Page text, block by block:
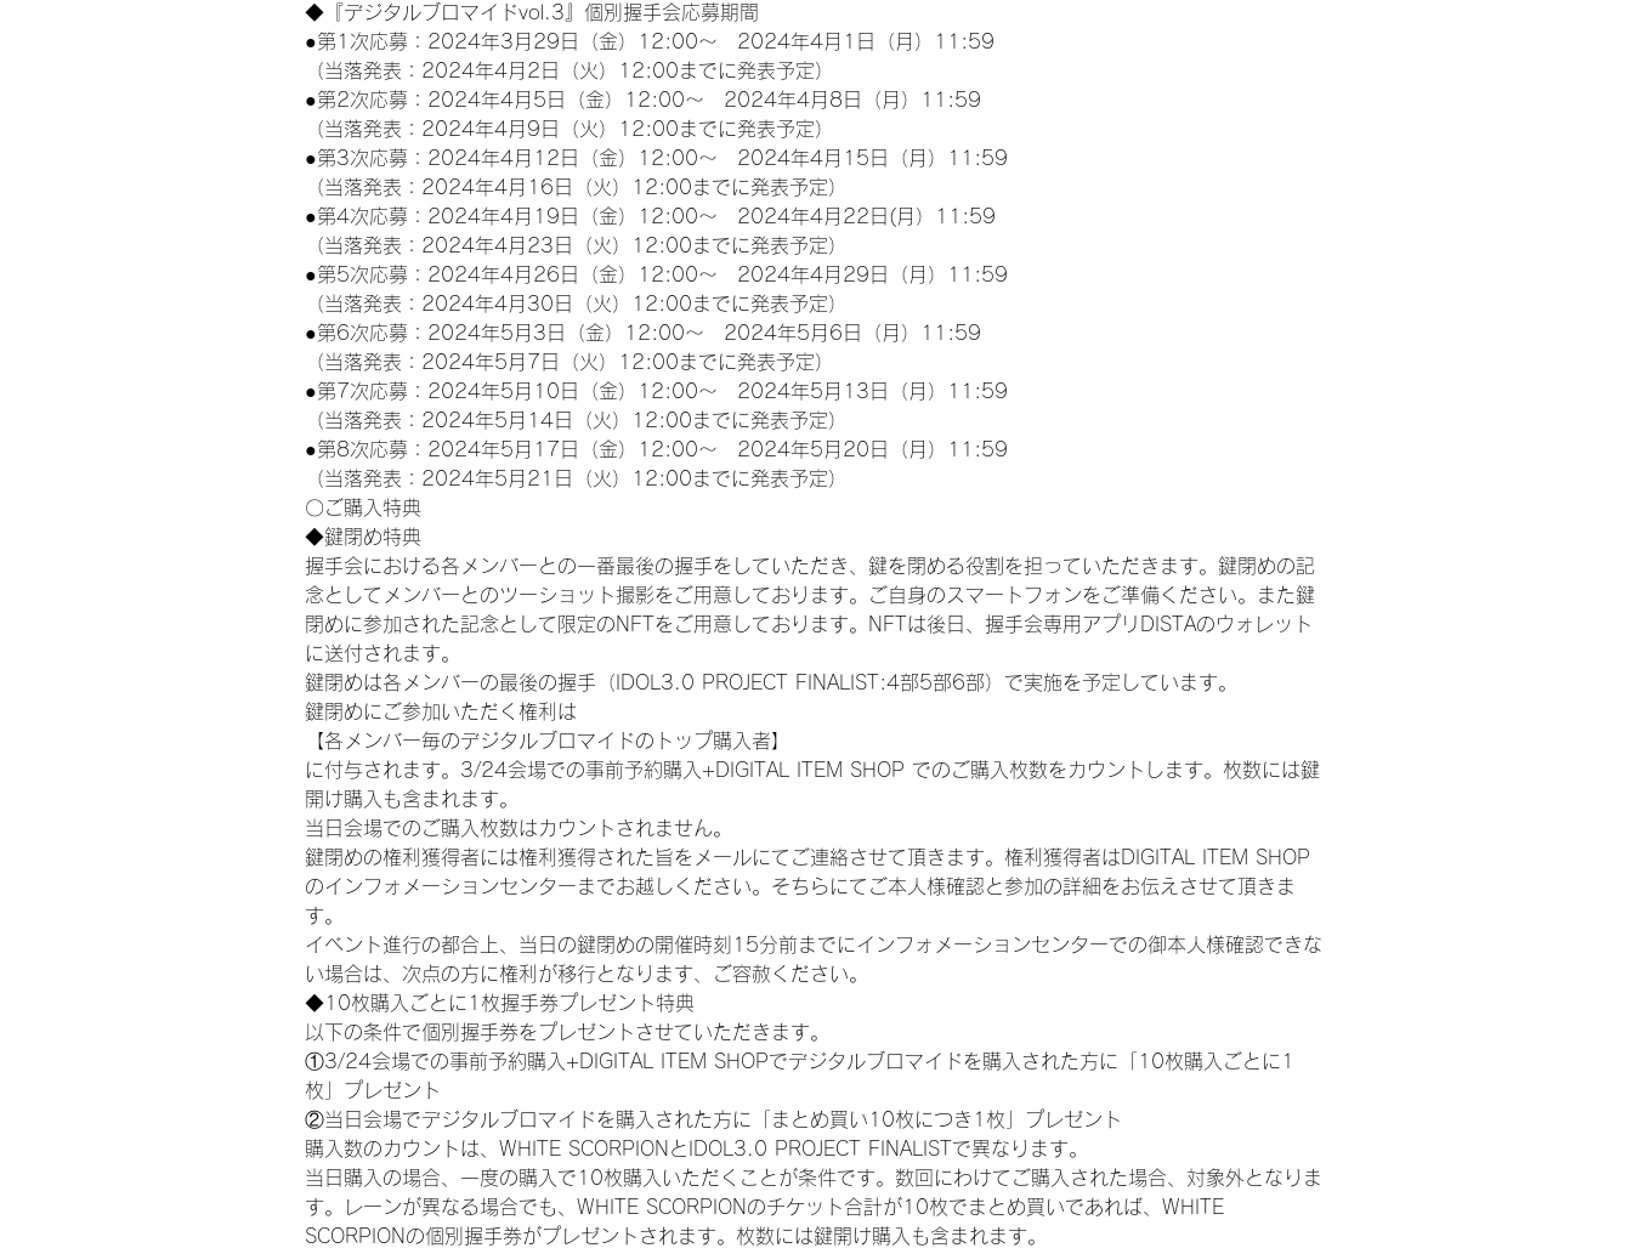
◆『デジタルブロマイドvol.3』個別握手会応募期間
●第1次応募：2024年3月29日（金）12:00～　2024年4月1日（月）11:59
（当落発表：2024年4月2日（火）12:00までに発表予定）
●第2次応募：2024年4月5日（金）12:00～　2024年4月8日（月）11:59
（当落発表：2024年4月9日（火）12:00までに発表予定）
●第3次応募：2024年4月12日（金）12:00～　2024年4月15日（月）11:59
（当落発表：2024年4月16日（火）12:00までに発表予定）
●第4次応募：2024年4月19日（金）12:00～　2024年4月22日(月）11:59
（当落発表：2024年4月23日（火）12:00までに発表予定）
●第5次応募：2024年4月26日（金）12:00～　2024年4月29日（月）11:59
（当落発表：2024年4月30日（火）12:00までに発表予定）
●第6次応募：2024年5月3日（金）12:00～　2024年5月6日（月）11:59
（当落発表：2024年5月7日（火）12:00までに発表予定）
●第7次応募：2024年5月10日（金）12:00～　2024年5月13日（月）11:59
（当落発表：2024年5月14日（火）12:00までに発表予定）
●第8次応募：2024年5月17日（金）12:00～　2024年5月20日（月）11:59
（当落発表：2024年5月21日（火）12:00までに発表予定）
〇ご購入特典
◆鍵閉め特典
握手会における各メンバーとの一番最後の握手をしていただき、鍵を閉める役割を担っていただきます。鍵閉めの記
念としてメンバーとのツーショット撮影をご用意しております。ご自身のスマートフォンをご準備ください。また鍵
閉めに参加された記念として限定のNFTをご用意しております。NFTは後日、握手会専用アプリDISTAのウォレット
に送付されます。
鍵閉めは各メンバーの最後の握手（IDOL3.0 PROJECT FINALIST:4部5部6部）で実施を予定しています。
鍵閉めにご参加いただく権利は
【各メンバー毎のデジタルブロマイドのトップ購入者】
に付与されます。3/24会場での事前予約購入+DIGITAL ITEM SHOP でのご購入枚数をカウントします。枚数には鍵
開け購入も含まれます。
当日会場でのご購入枚数はカウントされません。
鍵閉めの権利獲得者には権利獲得された旨をメールにてご連絡させて頂きます。権利獲得者はDIGITAL ITEM SHOP
のインフォメーションセンターまでお越しください。そちらにてご本人様確認と参加の詳細をお伝えさせて頂きま
す。
イベント進行の都合上、当日の鍵閉めの開催時刻15分前までにインフォメーションセンターでの御本人様確認できな
い場合は、次点の方に権利が移行となります、ご容赦ください。
◆10枚購入ごとに1枚握手券プレゼント特典
以下の条件で個別握手券をプレゼントさせていただきます。
①3/24会場での事前予約購入+DIGITAL ITEM SHOPでデジタルブロマイドを購入された方に「10枚購入ごとに1
枚」プレゼント
②当日会場でデジタルブロマイドを購入された方に「まとめ買い10枚につき1枚」プレゼント
購入数のカウントは、WHITE SCORPIONとIDOL3.0 PROJECT FINALISTで異なります。
当日購入の場合、一度の購入で10枚購入いただくことが条件です。数回にわけてご購入された場合、対象外となりま
す。レーンが異なる場合でも、WHITE SCORPIONのチケット合計が10枚でまとめ買いであれば、WHITE
SCORPIONの個別握手券がプレゼントされます。枚数には鍵開け購入も含まれます。